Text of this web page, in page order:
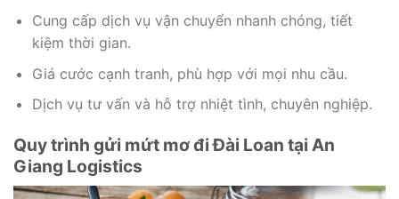
Cung cấp dịch vụ vận chuyển nhanh chóng, tiết
kiệm thời gian.
Giá cước cạnh tranh, phù hợp với mọi nhu cầu.
Dịch vụ tư vấn và hỗ trợ nhiệt tình, chuyên nghiệp.
Quy trình gửi mứt mơ đi Đài Loan tại An
Giang Logistics